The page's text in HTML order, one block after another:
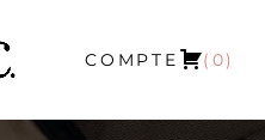
COMPTE (0)